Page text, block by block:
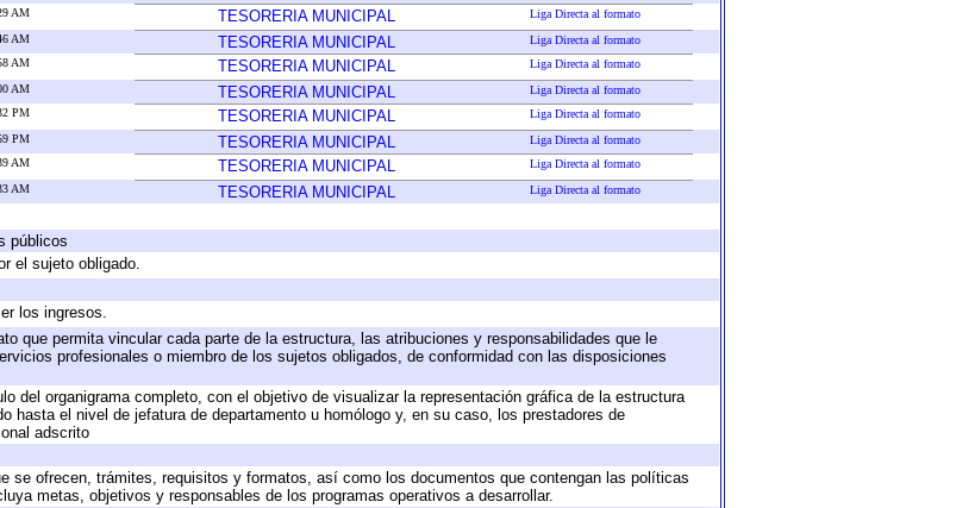
AM TESORERIA MUNICIPAL Liga Directa al formato
AM TESORERIA MUNICIPAL Liga Directa al formato
AM TESORERIA MUNICIPAL Liga Directa al formato
AM TESORERIA MUNICIPAL Liga Directa al formato
PM TESORERIA MUNICIPAL Liga Directa al formato
PM TESORERIA MUNICIPAL Liga Directa al formato
AM TESORERIA MUNICIPAL Liga Directa al formato
AM TESORERIA MUNICIPAL Liga Directa al formato
públicos
el sujeto obligado.
los ingresos.
que permita vincular cada parte de la estructura, las atribuciones y responsabilidades que le
profesionales o miembro de los sujetos obligados, de conformidad con las disposiciones
del organigrama completo, con el objetivo de visualizar la representación gráfica de la estructura
hasta el nivel de jefatura de departamento u homólogo y, en su caso, los prestadores de
adscrito
se ofrecen, trámites, requisitos y formatos, así como los documentos que contengan las políticas
metas, objetivos y responsables de los programas operativos a desarrollar.